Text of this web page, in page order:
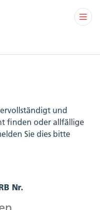
und
finden oder allfällige
Sie dies bitte
Nr.